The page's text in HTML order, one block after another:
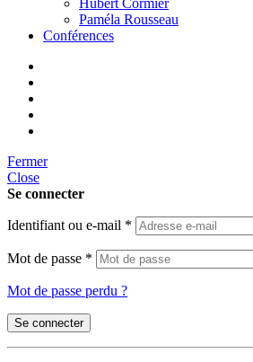
Hubert Cormier
Paméla Rousseau
Conférences
Fermer
Close
Se connecter
Identifiant ou e-mail *
Mot de passe *
Mot de passe perdu ?
Se connecter